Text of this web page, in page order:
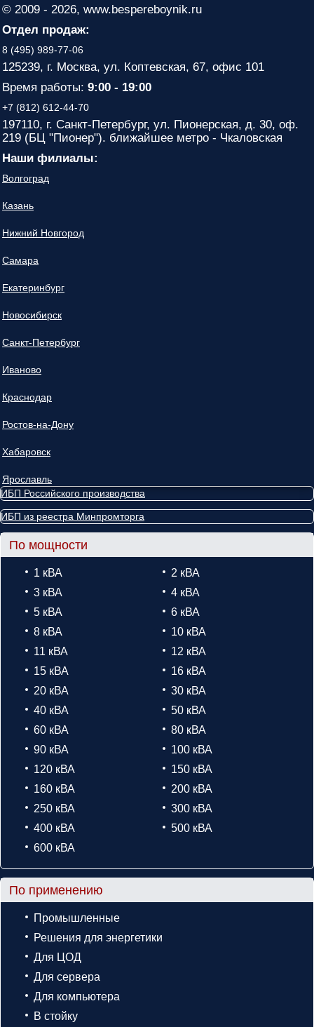
© 2009 - 2026, www.bespereboynik.ru
Отдел продаж:
8 (495) 989-77-06
125239, г. Москва, ул. Коптевская, 67, офис 101
Время работы: 9:00 - 19:00
+7 (812) 612-44-70
197110, г. Санкт-Петербург, ул. Пионерская, д. 30, оф.
219 (БЦ "Пионер"). ближайшее метро - Чкаловская
Наши филиалы:
Волгоград
Казань
Нижний Новгород
Самара
Екатеринбург
Новосибирск
Санкт-Петербург
Иваново
Краснодар
Ростов-на-Дону
Хабаровск
Ярославль
ИБП Российского производства
ИБП из реестра Минпромторга
По мощности
1 кВА
2 кВА
3 кВА
4 кВА
5 кВА
6 кВА
8 кВА
10 кВА
11 кВА
12 кВА
15 кВА
16 кВА
20 кВА
30 кВА
40 кВА
50 кВА
60 кВА
80 кВА
90 кВА
100 кВА
120 кВА
150 кВА
160 кВА
200 кВА
250 кВА
300 кВА
400 кВА
500 кВА
600 кВА
По применению
Промышленные
Решения для энергетики
Для ЦОД
Для сервера
Для компьютера
В стойку